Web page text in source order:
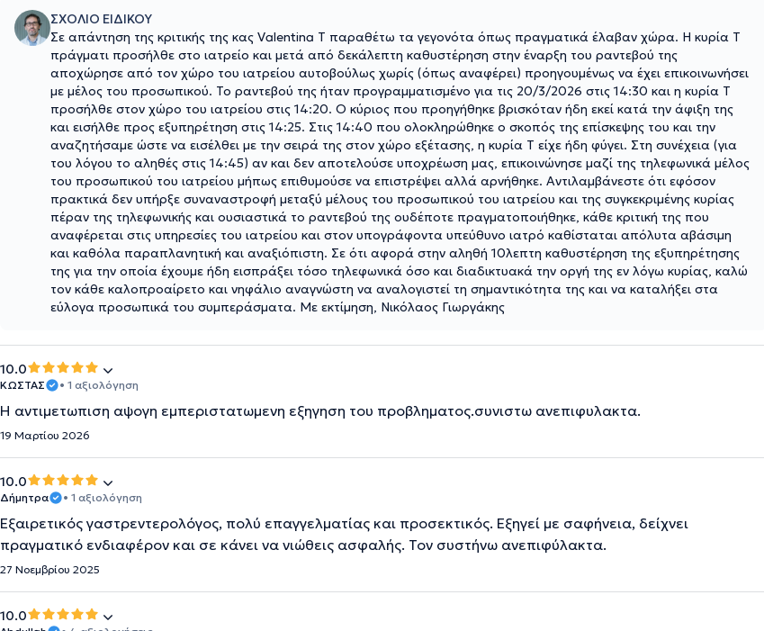
ΣΧΟΛΙΟ ΕΙΔΙΚΟΥ
Σε απάντηση της κριτικής της κας Valentina T παραθέτω τα γεγονότα όπως πραγματικά έλαβαν χώρα. Η κυρία T
πράγματι προσήλθε στο ιατρείο και μετά από δεκάλεπτη καθυστέρηση στην έναρξη του ραντεβού της
αποχώρησε από τον χώρο του ιατρείου αυτοβούλως χωρίς (όπως αναφέρει) προηγουμένως να έχει επικοινωνήσει
με μέλος του προσωπικού. Το ραντεβού της ήταν προγραμματισμένο για τις 20/3/2026 στις 14:30 και η κυρία T
προσήλθε στον χώρο του ιατρείου στις 14:20. Ο κύριος που προηγήθηκε βρισκόταν ήδη εκεί κατά την άφιξη της
και εισήλθε προς εξυπηρέτηση στις 14:25. Στις 14:40 που ολοκληρώθηκε ο σκοπός της επίσκεψης του και την
αναζητήσαμε ώστε να εισέλθει με την σειρά της στον χώρο εξέτασης, η κυρία T είχε ήδη φύγει. Στη συνέχεια (για
του λόγου το αληθές στις 14:45) αν και δεν αποτελούσε υποχρέωση μας, επικοινώνησε μαζί της τηλεφωνικά μέλος
του προσωπικού του ιατρείου μήπως επιθυμούσε να επιστρέψει αλλά αρνήθηκε. Αντιλαμβάνεστε ότι εφόσον
πρακτικά δεν υπήρξε συναναστροφή μεταξύ μέλους του προσωπικού του ιατρείου και της συγκεκριμένης κυρίας
πέραν της τηλεφωνικής και ουσιαστικά το ραντεβού της ουδέποτε πραγματοποιήθηκε, κάθε κριτική της που
αναφέρεται στις υπηρεσίες του ιατρείου και στον υπογράφοντα υπεύθυνο ιατρό καθίσταται απόλυτα αβάσιμη
και καθόλα παραπλανητική και αναξιόπιστη. Σε ότι αφορά στην αληθή 10λεπτη καθυστέρηση της εξυπηρέτησης
της για την οποία έχουμε ήδη εισπράξει τόσο τηλεφωνικά όσο και διαδικτυακά την οργή της εν λόγω κυρίας, καλώ
τον κάθε καλοπροαίρετο και νηφάλιο αναγνώστη να αναλογιστεί τη σημαντικότητα της και να καταλήξει στα
εύλογα προσωπικά του συμπεράσματα. Με εκτίμηση, Νικόλαος Γιωργάκης
10.0
ΚΩΣΤΑΣ • 1 αξιολόγηση
Η αντιμετωπιση αψογη εμπεριστατωμενη εξηγηση του προβληματος.συνιστω ανεπιφυλακτα.
19 Μαρτίου 2026
10.0
Δήμητρα • 1 αξιολόγηση
Εξαιρετικός γαστρεντερολόγος, πολύ επαγγελματίας και προσεκτικός. Εξηγεί με σαφήνεια, δείχνει
πραγματικό ενδιαφέρον και σε κάνει να νιώθεις ασφαλής. Τον συστήνω ανεπιφύλακτα.
27 Νοεμβρίου 2025
10.0